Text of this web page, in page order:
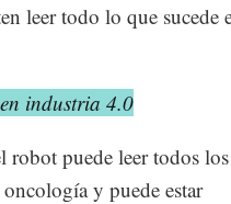
leer todo lo que sucede
industria 4.0
puede leer todos los
y puede estar